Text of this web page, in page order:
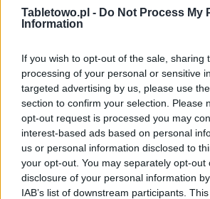
Tabletowo.pl - Do Not Process My
Information
If you wish to opt-out of the sale, sharing
processing of your personal or sensitive
targeted advertising by us, please use
section to confirm your selection. Please
opt-out request is processed you may
interest-based ads based on personal
us or personal information disclosed to
your opt-out. You may separately opt-out
disclosure of your personal information
IAB’s list of downstream participants.